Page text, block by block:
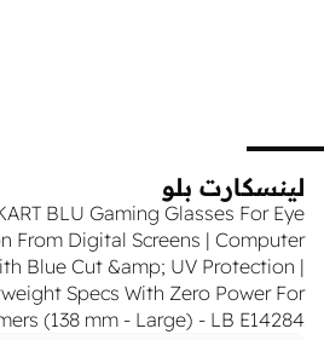
لينسكارت بلو
BLU Gaming Glasses For Eye
From Digital Screens | Computer
Blue Cut &amp; UV Protection |
Specs With Zero Power For
(138 mm - Large) - LB E14284